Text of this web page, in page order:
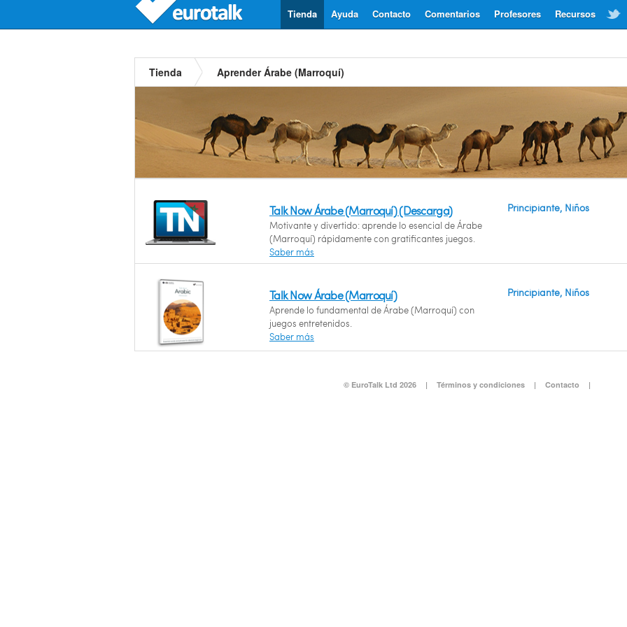
Recursos
Profesores
Comentarios
Contacto
Ayuda
Tienda
Tienda Aprender Árabe (Marroquí)
Talk Now Árabe (Marroquí) (Descarga)
Motivante y divertido: aprende lo esencial de Árabe
(Marroquí) rápidamente con gratificantes juegos.
Saber más
Principiante, Niños
Talk Now Árabe (Marroquí)
Aprende lo fundamental de Árabe (Marroquí) con
juegos entretenidos.
Saber más
Principiante, Niños
© EuroTalk Ltd 2026 | Términos y condiciones | Contacto |